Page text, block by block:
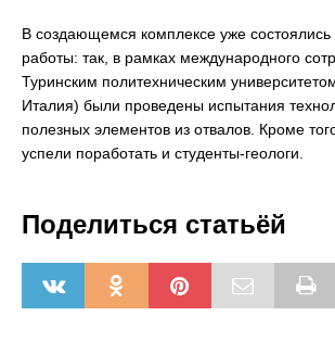
В создающемся комплексе уже
работы: так, в рамках международного
Туринским политехническим
Италия) были проведены испытания
полезных элементов из отвалов. Кроме
успели поработать и студенты-геологи.
Поделиться статьёй